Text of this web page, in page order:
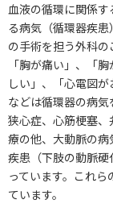
血液の循環に関係
る病気（循環器疾
の手術を担う外科の
「胸が痛い」、「
しい」、「心電図
などは循環器の病気
狭心症、心筋梗塞
療の他、大動脈の
疾患（下肢の動脈
っています。これ
ています。